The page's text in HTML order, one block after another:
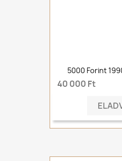
5000 Forint
40 000 Ft